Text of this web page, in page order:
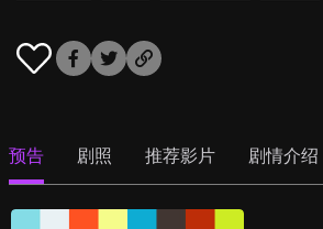
预告 剧照 推荐影片 剧情介绍